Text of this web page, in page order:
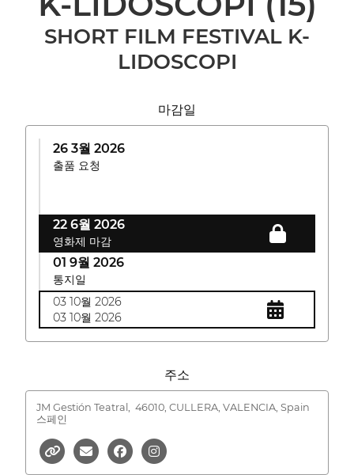
SHORT FILM FESTIVAL K-
LIDOSCOPI
마감일
26 3월 2026
출품 요청
22 6월 2026
영화제 마감
01 9월 2026
통지일
03 10월 2026
03 10월 2026
주소
JM Gestión Teatral,
46010, CULLERA, VALENCIA, Spain
스페인